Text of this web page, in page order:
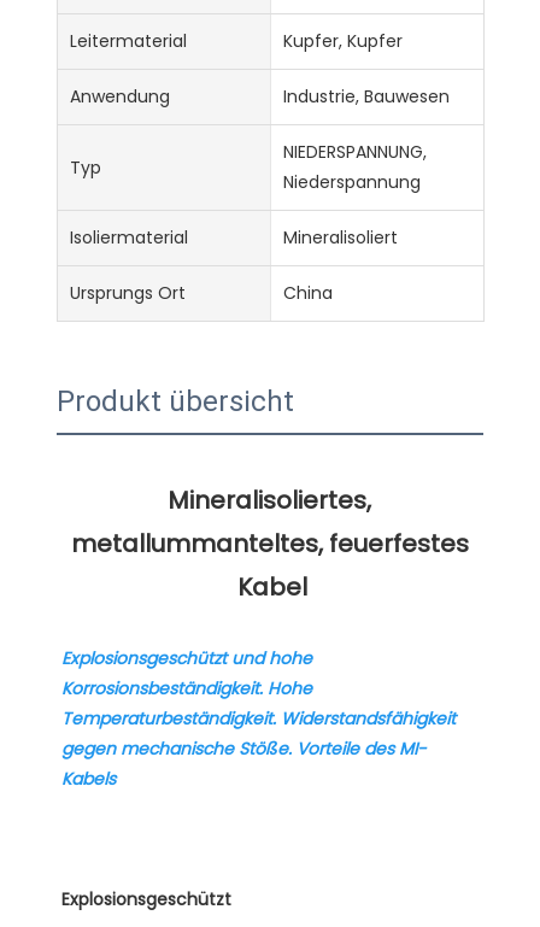
Leitermaterial Kupfer, Kupfer
Anwendung Industrie, Bauwesen
Typ
NIEDERSPANNUNG,
Niederspannung
Isoliermaterial Mineralisoliert
Ursprungs Ort China
Produkt übersicht
Mineralisoliertes,
metallummanteltes, feuerfestes
Explosionsgeschützt und hohe
Korrosionsbeständigkeit. Hohe
Temperaturbeständigkeit. Widerstandsfähigkeit
gegen mechanische Stöße. Vorteile des MI-
Kabels